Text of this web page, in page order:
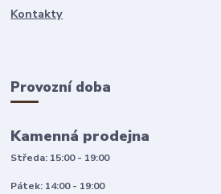
Kontakty
Provozní doba
Kamenná prodejna
Středa: 15:00 - 19:00
Pátek: 14:00 - 19:00